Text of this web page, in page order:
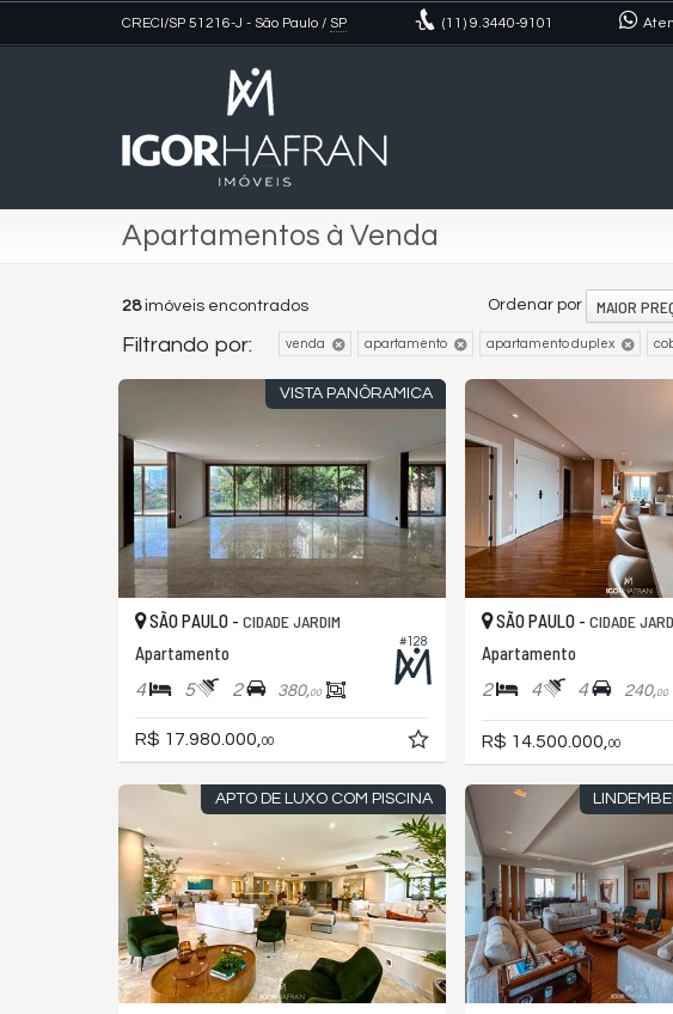
CRECI/SP 51216-J - São Paulo / SP (11) 9.3440-9101
Apartamentos à Venda
28imóveis encontrados Ordenar por MAIOR
Filtrando por: venda apartamento apartamento duplex
VISTA PANÔRAMICA
#128
SÃO PAULO - CIDADE JARDIM
Apartamento
4 5 2 380,00
R$ 17.980.000, 00
SÃO PAULO - CIDADE
Apartamento
2 4 4 240,00
R$ 14.500.000, 00
APTO DE LUXO COM PISCINA